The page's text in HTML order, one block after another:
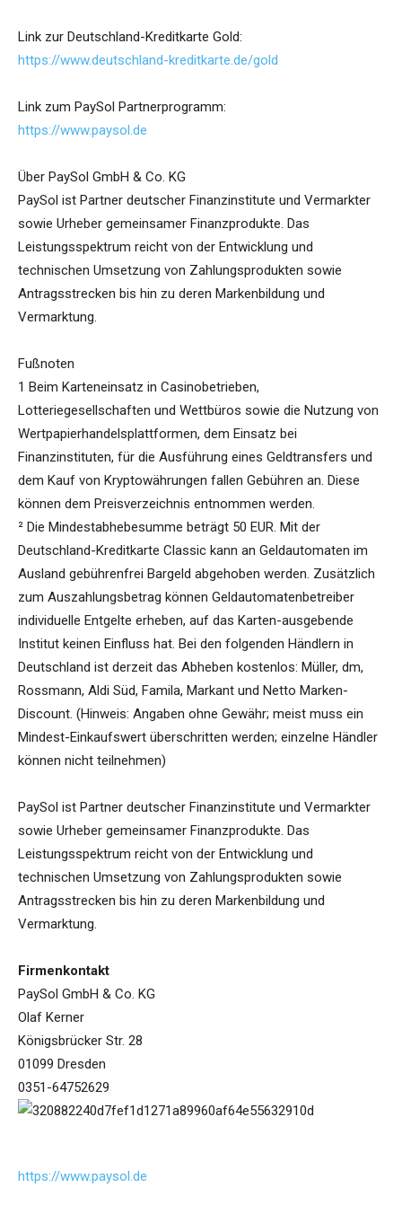
Link zur Deutschland-Kreditkarte Gold:
https://www.deutschland-kreditkarte.de/gold
Link zum PaySol Partnerprogramm:
https://www.paysol.de
Über PaySol GmbH & Co. KG
PaySol ist Partner deutscher Finanzinstitute und Vermarkter
sowie Urheber gemeinsamer Finanzprodukte. Das
Leistungsspektrum reicht von der Entwicklung und
technischen Umsetzung von Zahlungsprodukten sowie
Antragsstrecken bis hin zu deren Markenbildung und
Vermarktung.
Fußnoten
1 Beim Karteneinsatz in Casinobetrieben,
Lotteriegesellschaften und Wettbüros sowie die Nutzung von
Wertpapierhandelsplattformen, dem Einsatz bei
Finanzinstituten, für die Ausführung eines Geldtransfers und
dem Kauf von Kryptowährungen fallen Gebühren an. Diese
können dem Preisverzeichnis entnommen werden.
² Die Mindestabhebesumme beträgt 50 EUR. Mit der
Deutschland-Kreditkarte Classic kann an Geldautomaten im
Ausland gebührenfrei Bargeld abgehoben werden. Zusätzlich
zum Auszahlungsbetrag können Geldautomatenbetreiber
individuelle Entgelte erheben, auf das Karten-ausgebende
Institut keinen Einfluss hat. Bei den folgenden Händlern in
Deutschland ist derzeit das Abheben kostenlos: Müller, dm,
Rossmann, Aldi Süd, Famila, Markant und Netto Marken-
Discount. (Hinweis: Angaben ohne Gewähr; meist muss ein
Mindest-Einkaufswert überschritten werden; einzelne Händler
können nicht teilnehmen)
PaySol ist Partner deutscher Finanzinstitute und Vermarkter
sowie Urheber gemeinsamer Finanzprodukte. Das
Leistungsspektrum reicht von der Entwicklung und
technischen Umsetzung von Zahlungsprodukten sowie
Antragsstrecken bis hin zu deren Markenbildung und
Vermarktung.
Firmenkontakt
PaySol GmbH & Co. KG
Olaf Kerner
Königsbrücker Str. 28
01099 Dresden
0351-64752629
https://www.paysol.de